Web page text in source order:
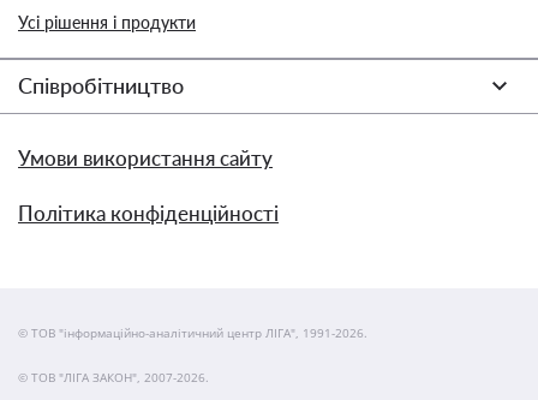
Усі рішення і продукти
Співробітництво
Умови використання сайту
Політика конфіденційності
© ТОВ "інформаційно-аналітичний центр ЛІГА", 1991-2026.
© ТОВ "ЛІГА ЗАКОН", 2007-2026.